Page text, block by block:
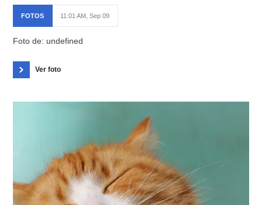
FOTOS 11:01 AM, Sep 09
Foto de: undefined
Ver foto